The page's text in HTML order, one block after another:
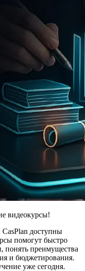
видеокурсы!
CasPlan доступны
помогут быстро
понять преимущества
и бюджетирования.
уже сегодня.